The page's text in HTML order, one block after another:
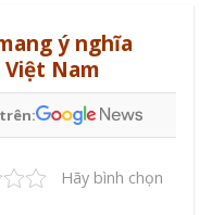
ý nghĩa
Nam
Hãy bình chọn